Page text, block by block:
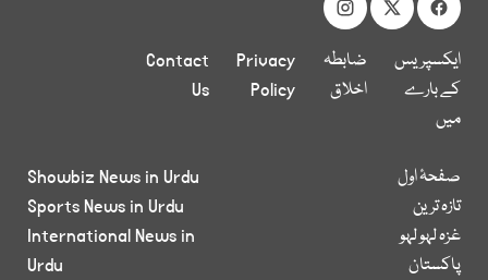
ایکسپریس
کے بارے
میں
ضابطہ
اخلاق
Privacy
Policy
Contact
Us
صفحۂ اول
تازہ ترین
غزہ لہو لہو
پاکستان
Showbiz News in Urdu
Sports News in Urdu
International News in
Urdu